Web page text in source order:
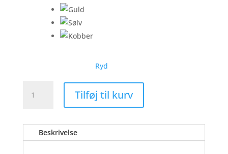
Ryd
Tilføj til kurv
Beskrivelse